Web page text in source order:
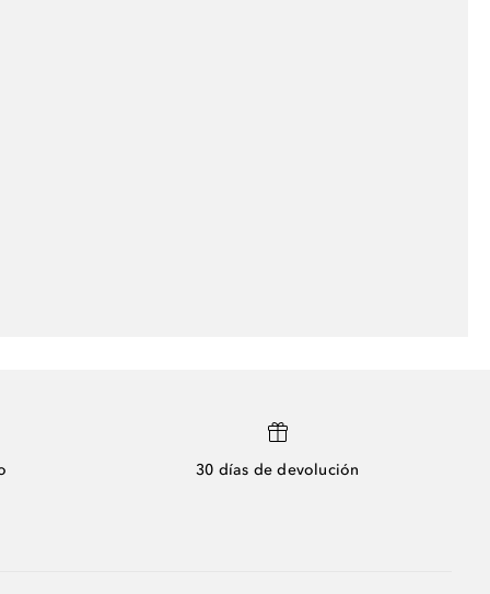
30 días de devolución